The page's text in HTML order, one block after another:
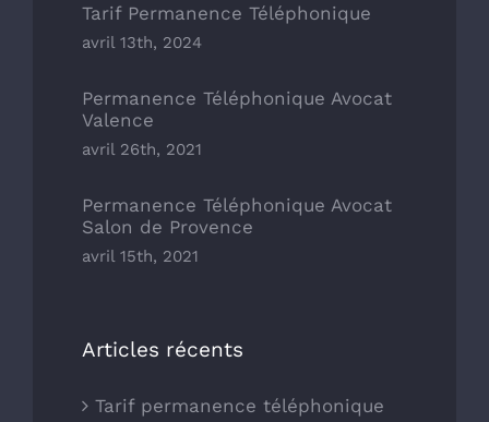
Tarif Permanence Téléphonique
avril 13th, 2024
Permanence Téléphonique Avocat
Valence
avril 26th, 2021
Permanence Téléphonique Avocat
Salon de Provence
avril 15th, 2021
Articles récents
Tarif permanence téléphonique